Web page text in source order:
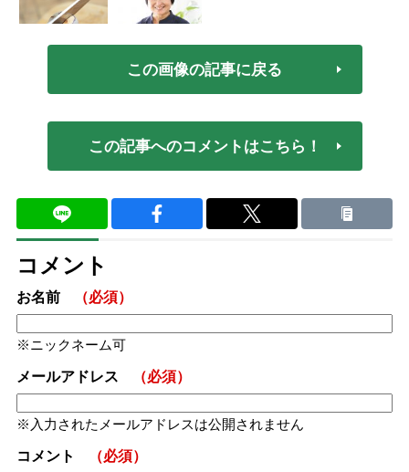
この画像の記事に戻る
この記事へのコメントはこちら！
コメント
お名前 （必須）
ニックネーム可
メールアドレス （必須）
入力されたメールアドレスは公開されません
コメント （必須）